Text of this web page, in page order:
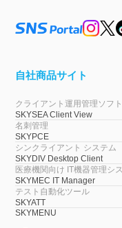
自社商品サイト
クライアント運用管理ソフ
SKYSEA Client View
名刺管理
SKYPCE
シンクライアント システム
SKYDIV Desktop Client
医療機関向け IT機器管理シ
SKYMEC IT Manager
テスト自動化ツール
SKYATT
SKYMENU